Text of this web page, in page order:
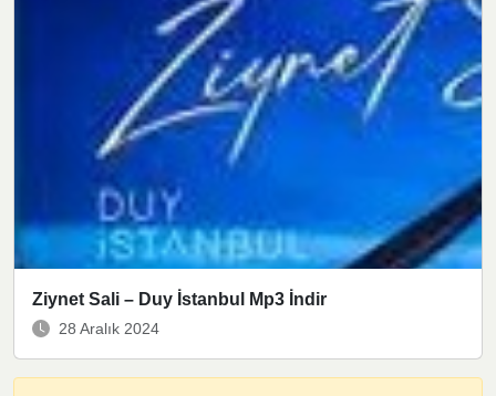
Ziynet Sali – Duy İstanbul Mp3 İndir
28 Aralık 2024